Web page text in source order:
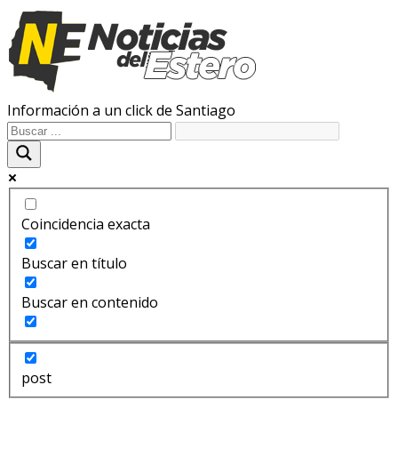
Información a un click de Santiago
Coincidencia exacta
Buscar en título
Buscar en contenido
post